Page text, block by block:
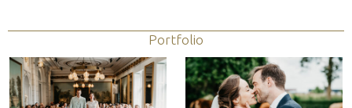
Portfolio